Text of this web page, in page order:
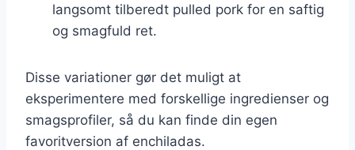
langsomt tilberedt pulled pork for en saftig
og smagfuld ret.
Disse variationer gør det muligt at
eksperimentere med forskellige ingredienser og
smagsprofiler, så du kan finde din egen
favoritversion af enchiladas.